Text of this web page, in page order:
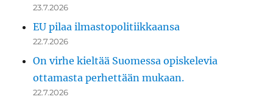
23.7.2026
EU pilaa ilmastopolitiikkaansa
22.7.2026
On virhe kieltää Suomessa opiskelevia
ottamasta perhettään mukaan.
22.7.2026